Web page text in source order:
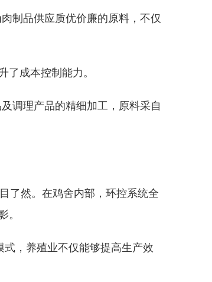
制品供应质优价廉的原料，不仅
成本控制能力。
调理产品的精细加工，原料采自
了然。在鸡舍内部，环控系统全
。
，养殖业不仅能够提高生产效